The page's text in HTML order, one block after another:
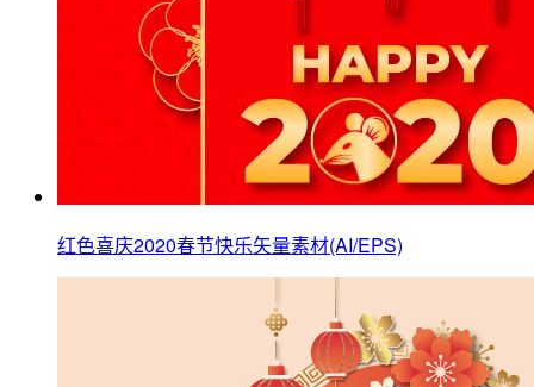
红色喜庆2020春节快乐矢量素材(AI/EPS)